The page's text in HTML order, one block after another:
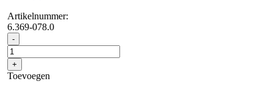
Artikelnummer:
6.369-078.0
- Pad,
middelhard,
groen,
508
mm,
+
Toevoegen